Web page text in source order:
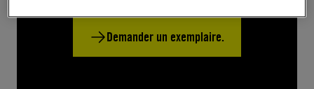
Demander un exemplaire.